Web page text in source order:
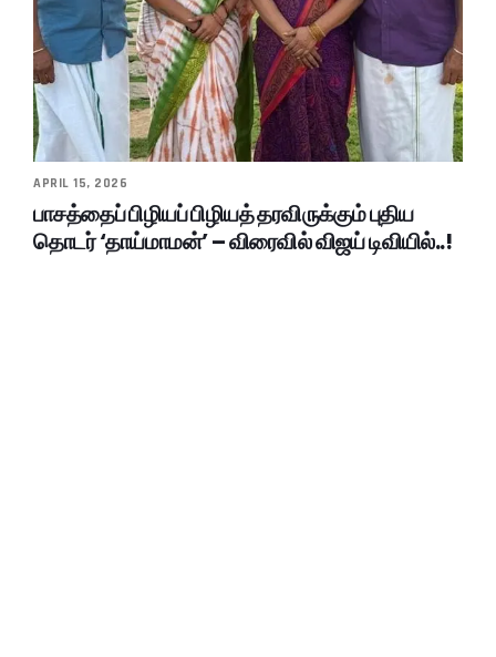
APRIL 15, 2026
பாசத்தைப் பிழியப் பிழியத் தரவிருக்கும் புதிய
தொடர் ‘தாய்மாமன்’ – விரைவில் விஜய் டிவியில்..!